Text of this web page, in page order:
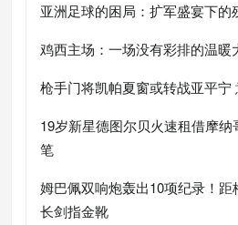
亚洲足球的困局：扩军盛宴下的
鸡西主场：一场没有彩排的温暖
枪手门将凯帕夏窗或转战亚平宁
19岁新星德图尔贝火速租借摩
笔
姆巴佩双响炮轰出10项纪录！距
长剑指金靴